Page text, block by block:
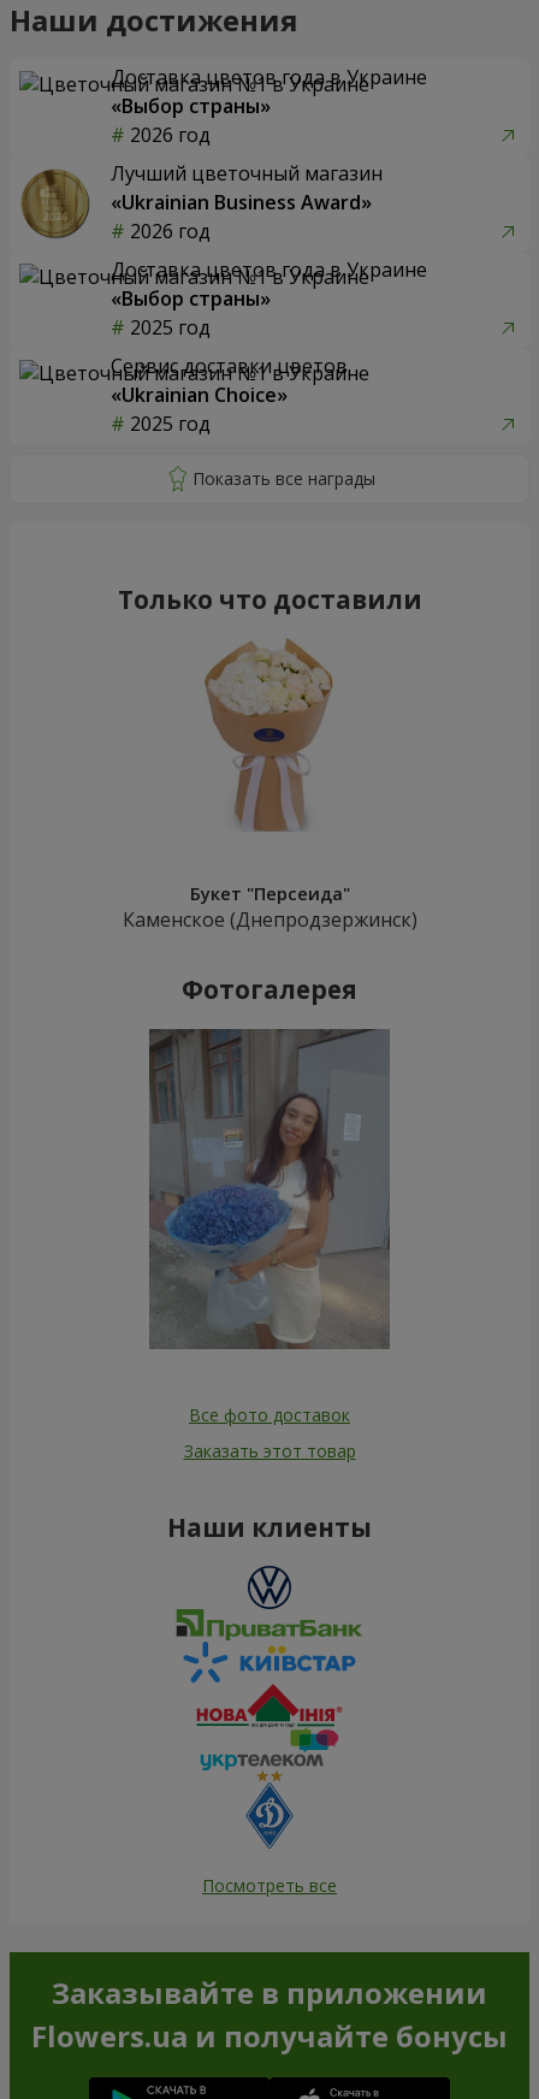
Наши достижения
Доставка цветов года в Украине
«Выбор страны»
2026 год
Лучший цветочный магазин
«Ukrainian Business Award»
2026 год
Доставка цветов года в Украине
«Выбор страны»
2025 год
Сервис доставки цветов
«Ukrainian Choice»
2025 год
Только что доставили
Букет "Персеида"
Каменское (Днепродзержинск)
Фотогалерея
Все фото доставок
Заказать этот товар
Наши клиенты
Посмотреть все
Заказывайте в приложении
Flowers.ua и получайте бонусы